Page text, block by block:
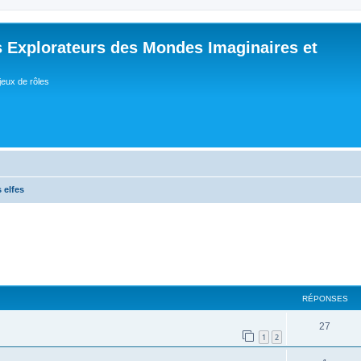
Explorateurs des Mondes Imaginaires et
de rôles
elfes
RÉPONSES
1 2
27
é